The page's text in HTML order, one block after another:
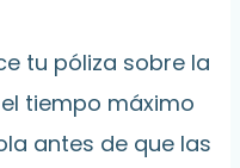
tu póliza sobre la
el tiempo máximo
antes de que las